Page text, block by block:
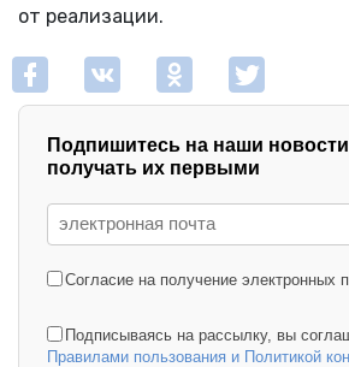
от реализации.
Подпишитесь на наши
получать их первыми
Согласие на получение электронных
Подписываясь на рассылку, вы
Правилами пользования и Политикой